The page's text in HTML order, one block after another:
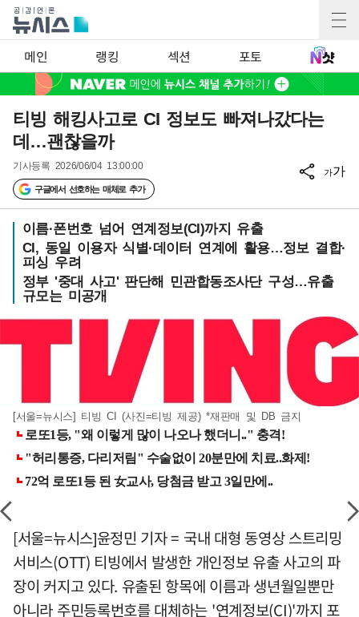
메인 랭킹 섹션 포토
티빙 해킹사고로 CI 정보도 빠져나갔다는
데…괜찮을까
기사등록 2026/06/04 13:00:00
구글에서 선호하는 매체로 추가
가가
이름·폰번호 넘어 연계정보(CI)까지 유출
CI, 동일 이용자 식별·데이터 연계에 활용…정보 결합·
피싱 우려
정부 '중대 사고' 판단해 민관합동조사단 구성…유출
규모는 미공개
[서울=뉴시스] 티빙 CI (사진=티빙 제공) *재판매 및 DB 금지
[서울=뉴시스]윤정민 기자 = 국내 대형 동영상 스트리밍
서비스(OTT) 티빙에서 발생한 개인정보 유출 사고의 파
장이 커지고 있다. 유출된 항목에 이름과 생년월일뿐만
아니라 주민등록번호를 대체하는 '연계정보(CI)'까지 포